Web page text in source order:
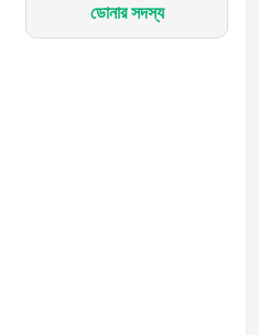
ডোনার সদস্য